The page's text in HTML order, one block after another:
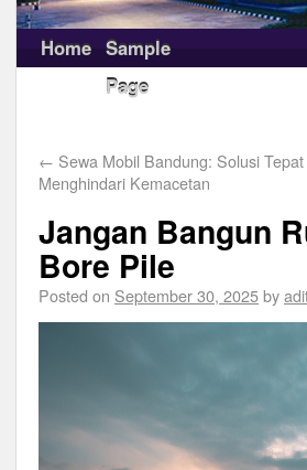
Home Sample
Page
← Sewa Mobil Bandung: Solusi
Menghindari Kemacetan
Jangan Bangun
Bore Pile
Posted on September 30, 2025by